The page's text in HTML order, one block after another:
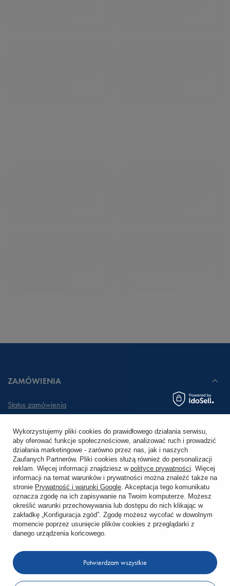
ZAMÓWIENIA
Status zamówienia
Chcę zareklamować produkt
Chcę zwrócić produkt
Chcę wymienić towar
KONTO
KONTAKT
Wykorzystujemy pliki cookies do prawidłowego działania serwisu,
aby oferować funkcje społecznościowe, analizować ruch i prowadzić
działania marketingowe - zarówno przez nas, jak i naszych
Zaufanych Partnerów. Pliki cookies służą również do personalizacji
reklam. Więcej informacji znajdziesz w polityce prywatności. Więcej
informacji na temat warunków i prywatności można znaleźć także na
stronie Prywatność i warunki Google. Akceptacja tego komunikatu
oznacza zgodę na ich zapisywanie na Twoim komputerze. Możesz
określić warunki przechowywania lub dostępu do nich klikając w
zakładkę „Konfiguracja zgód”. Zgodę możesz wycofać w dowolnym
momencie poprzez usunięcie plików cookies z przeglądarki z
danego urządzenia końcowego.
Potwierdzam wszystkie